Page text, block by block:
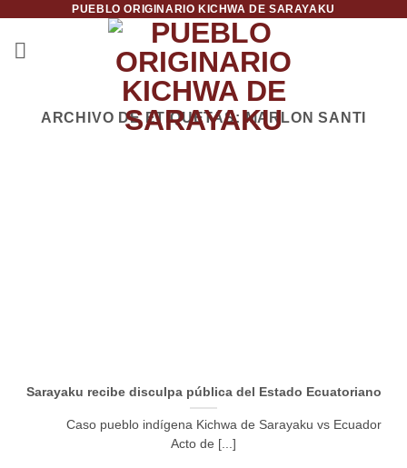
contenido
PUEBLO ORIGINARIO KICHWA DE SARAYAKU
ARCHIVO DE ETIQUETAS: MARLON SANTI
Sarayaku recibe disculpa pública del Estado Ecuatoriano
Caso pueblo indígena Kichwa de Sarayaku vs Ecuador
Acto de [...]